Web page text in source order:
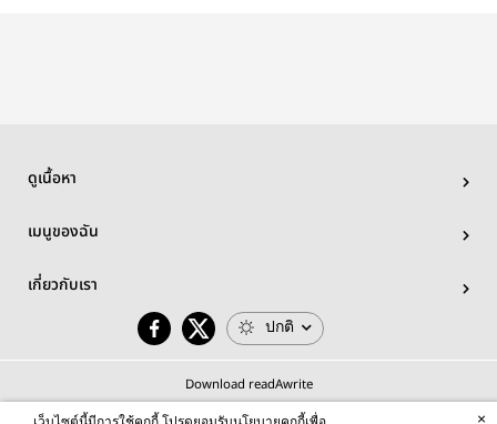
ดูเนื้อหา
เมนูของฉัน
เกี่ยวกับเรา
ปกติ
Download readAwrite
×